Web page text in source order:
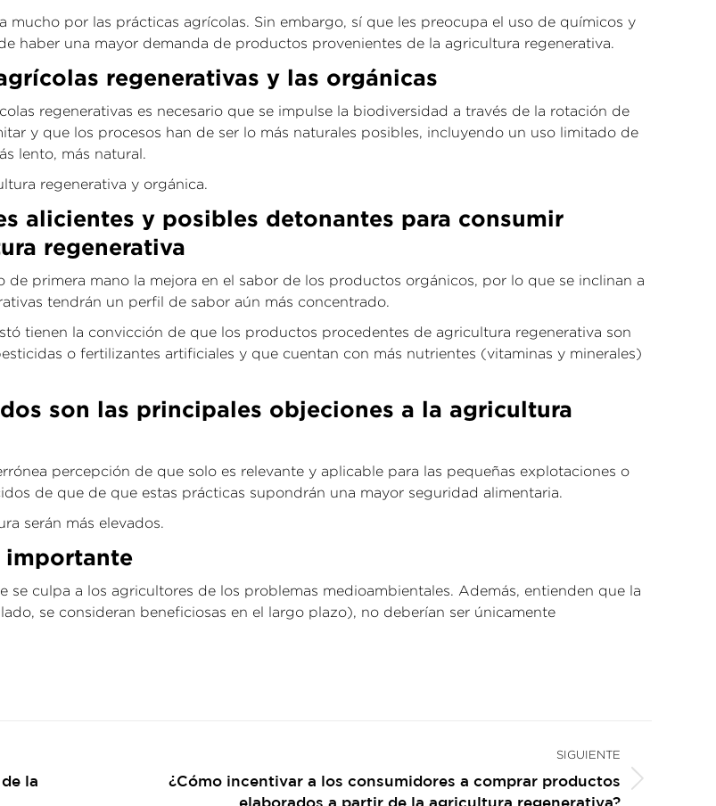
mucho por las prácticas agrícolas. Sin embargo, sí que les preocupa el uso de químicos y
haber una mayor demanda de productos provenientes de la agricultura regenerativa.
regenerativas y las orgánicas
regenerativas es necesario que se impulse la biodiversidad a través de la rotación de
y que los procesos han de ser lo más naturales posibles, incluyendo un uso limitado de
lento, más natural.
regenerativa y orgánica.
alicientes y posibles detonantes para consumir
regenerativa
primera mano la mejora en el sabor de los productos orgánicos, por lo que se inclinan a
tendrán un perfil de sabor aún más concentrado.
tienen la convicción de que los productos procedentes de agricultura regenerativa son
o fertilizantes artificiales y que cuentan con más nutrientes (vitaminas y minerales)
son las principales objeciones a la agricultura
percepción de que solo es relevante y aplicable para las pequeñas explotaciones o
de que de que estas prácticas supondrán una mayor seguridad alimentaria.
serán más elevados.
importante
culpa a los agricultores de los problemas medioambientales. Además, entienden que la
se consideran beneficiosas en el largo plazo), no deberían ser únicamente
la
SIGUIENTE
Publicación
¿Cómo incentivar a los consumidores a comprar productos
elaborados a partir de la agricultura regenerativa?